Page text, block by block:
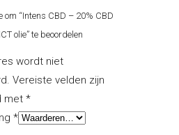
om “Intens CBD – 20% CBD
olie” te beoordelen
wordt niet
Vereiste velden zijn
met *
*